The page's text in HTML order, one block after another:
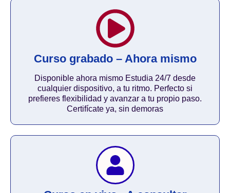
Curso grabado – Ahora mismo
Disponible ahora mismo Estudia 24/7 desde
cualquier dispositivo, a tu ritmo. Perfecto si
prefieres flexibilidad y avanzar a tu propio paso.
Certifícate ya, sin demoras